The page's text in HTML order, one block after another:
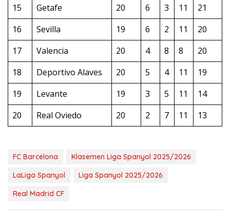
15
Getafe 20 6 3 11
21
16
Sevilla 19 6 2 11
20
17
Valencia 20 4 8 8
20
18
Deportivo Alaves 20 5 4 11
19
19
Levante 19 3 5 11
14
20
Real Oviedo 20 2 7 11 13
FC Barcelona
Klasemen Liga Spanyol 2025/2026
LaLiga Spanyol
Liga Spanyol 2025/2026
Real Madrid CF